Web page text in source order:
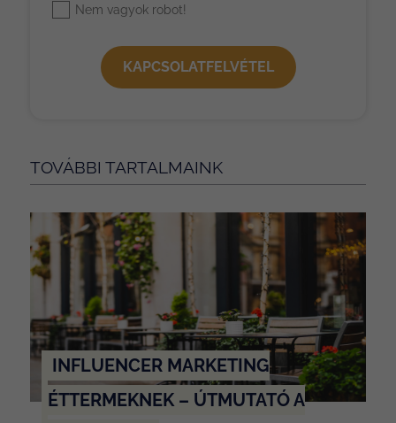
Nem vagyok robot!
KAPCSOLATFELVÉTEL
TOVÁBBI TARTALMAINK
INFLUENCER MARKETING
ÉTTERMEKNEK – ÚTMUTATÓ A